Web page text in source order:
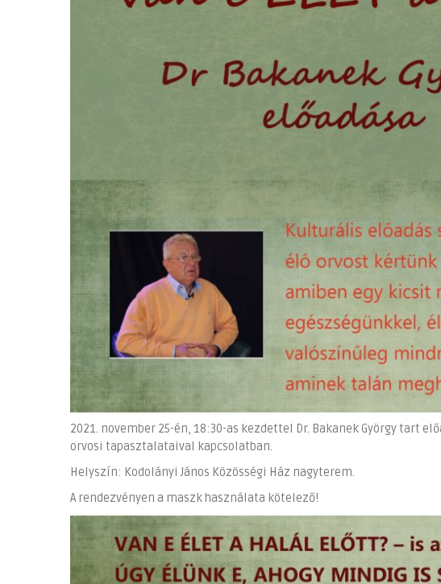
2021. november 25-én, 18:30-as kezdettel Dr. Bakanek György tart
orvosi tapasztalataival kapcsolatban.
Helyszín: Kodolányi János Közösségi Ház nagyterem.
A rendezvényen a maszk használata kötelező!